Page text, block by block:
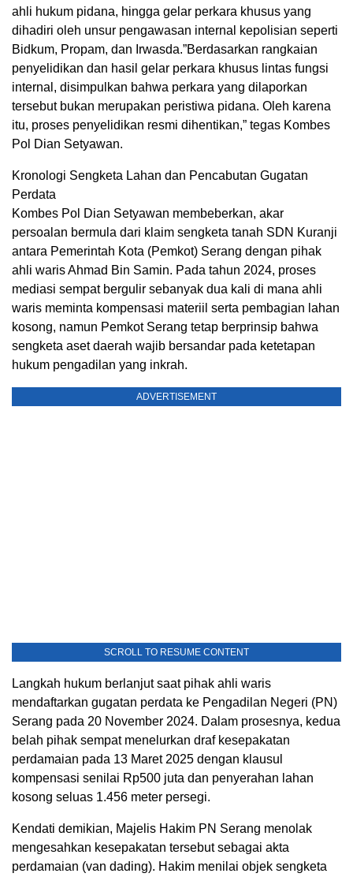
ahli hukum pidana, hingga gelar perkara khusus yang
dihadiri oleh unsur pengawasan internal kepolisian seperti
Bidkum, Propam, dan Irwasda.”Berdasarkan rangkaian
penyelidikan dan hasil gelar perkara khusus lintas fungsi
internal, disimpulkan bahwa perkara yang dilaporkan
tersebut bukan merupakan peristiwa pidana. Oleh karena
itu, proses penyelidikan resmi dihentikan,” tegas Kombes
Pol Dian Setyawan.
Kronologi Sengketa Lahan dan Pencabutan Gugatan
Perdata
Kombes Pol Dian Setyawan membeberkan, akar
persoalan bermula dari klaim sengketa tanah SDN Kuranji
antara Pemerintah Kota (Pemkot) Serang dengan pihak
ahli waris Ahmad Bin Samin. Pada tahun 2024, proses
mediasi sempat bergulir sebanyak dua kali di mana ahli
waris meminta kompensasi materiil serta pembagian lahan
kosong, namun Pemkot Serang tetap berprinsip bahwa
sengketa aset daerah wajib bersandar pada ketetapan
hukum pengadilan yang inkrah.
ADVERTISEMENT
SCROLL TO RESUME CONTENT
Langkah hukum berlanjut saat pihak ahli waris
mendaftarkan gugatan perdata ke Pengadilan Negeri (PN)
Serang pada 20 November 2024. Dalam prosesnya, kedua
belah pihak sempat menelurkan draf kesepakatan
perdamaian pada 13 Maret 2025 dengan klausul
kompensasi senilai Rp500 juta dan penyerahan lahan
kosong seluas 1.456 meter persegi.
Kendati demikian, Majelis Hakim PN Serang menolak
mengesahkan kesepakatan tersebut sebagai akta
perdamaian (van dading). Hakim menilai objek sengketa